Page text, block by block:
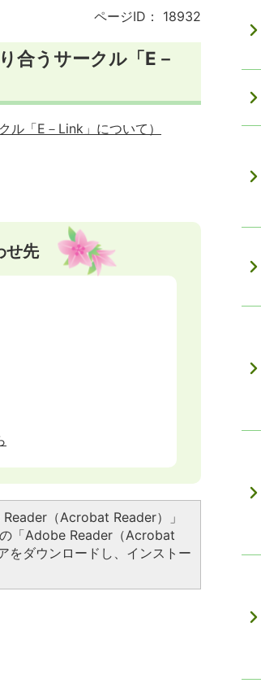
ページID： 18932
合うサークル「E－
ル「E－Link」について）
せ先
（Acrobat Reader）」
「Adobe Reader（Acrobat
をダウンロードし、インストー